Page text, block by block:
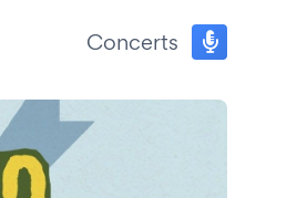
Concerts